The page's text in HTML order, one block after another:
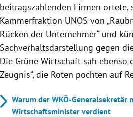
beitragszahlenden Firmen ortete,
Kammerfraktion UNOS von
Rücken der Unternehmer“ und
Sachverhaltsdarstellung gegen
Die Grüne Wirtschaft sah ebenso
Zeugnis“, die Roten pochten auf
Warum der WKÖ-Generalsekretär
Wirtschaftsminister verdient